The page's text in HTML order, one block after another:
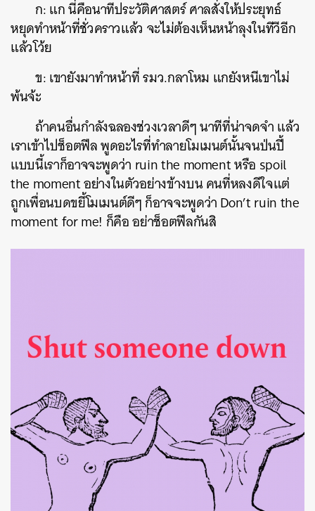
ก: แก นี่คือนาทีประวัติศาสตร์ ศาลสั่งให้ประยุทธ์
หยุดทำหน้าที่ชั่วคราวแล้ว จะไม่ต้องเห็นหน้าลุงในทีวีอีก
แล้วโว้ย
ข: เขายังมาทำหน้าที่ รมว.กลาโหม แกยังหนีเขาไม่
พ้นจ้ะ
ถ้าคนอื่นกำลังฉลองช่วงเวลาดีๆ นาทีที่น่าจดจำ แล้ว
เราเข้าไปช็อตฟีล พูดอะไรที่ทำลายโมเมนต์นั้นจนป่นปี้
แบบนี้เราก็อาจจะพูดว่า ruin the moment หรือ spoil
the moment อย่างในตัวอย่างข้างบน คนที่หลงดีใจแต่
ถูกเพื่อนบดขยี้โมเมนต์ดีๆ ก็อาจจะพูดว่า Don’t ruin the
moment for me! ก็คือ อย่าช็อตฟีลกันสิ